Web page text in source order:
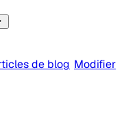
de blog Modifier